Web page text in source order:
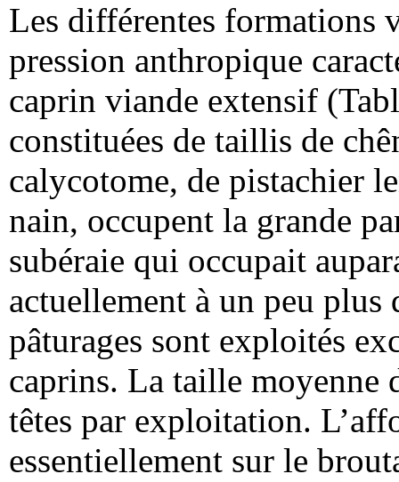
Les différentes formations
pression anthropique
caprin viande extensif
constituées de taillis de
calycotome, de pistachier
nain, occupent la grande
subéraie qui occupait
actuellement à un peu plus
pâturages sont exploités
caprins. La taille moyenne
têtes par exploitation.
essentiellement sur le